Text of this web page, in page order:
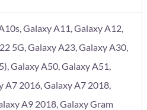
Galaxy A11, Galaxy A12,
5G, Galaxy A23, Galaxy A30,
Galaxy A50, Galaxy A51,
A7 2016, Galaxy A7 2018,
A9 2018, Galaxy Gram